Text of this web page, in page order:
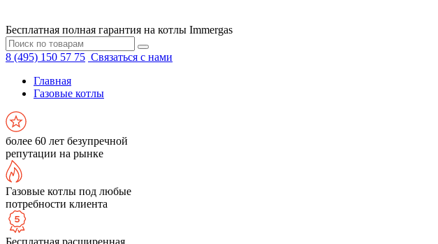
Бесплатная полная гарантия на котлы Immergas
8 (495) 150 57 75 Связаться с нами
Главная
Газовые котлы
более 60 лет безупречной
репутации на рынке
Газовые котлы под любые
потребности клиента
Бесплатная расширенная